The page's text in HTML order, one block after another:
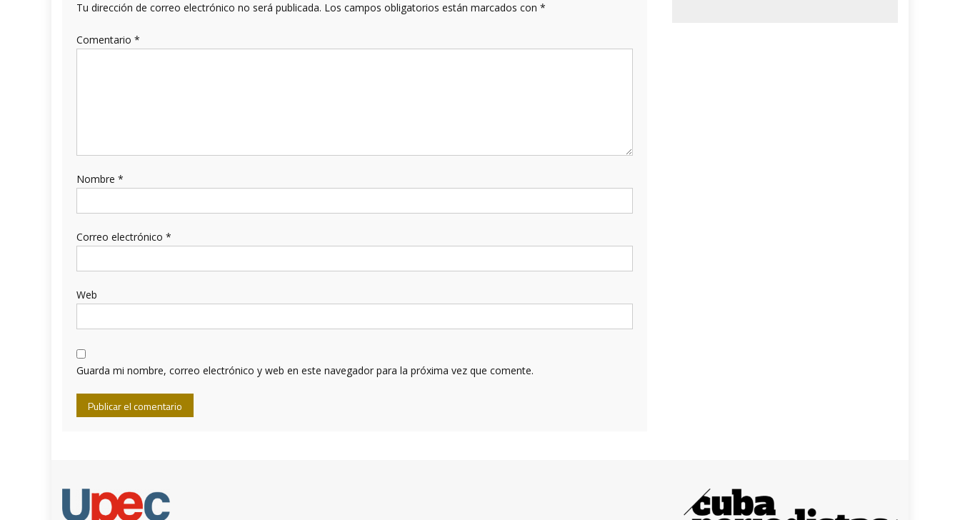
Tu dirección de correo electrónico no será publicada. Los campos obligatorios están marcados con *
Comentario *
Nombre *
Correo electrónico *
Web
Guarda mi nombre, correo electrónico y web en este navegador para la próxima vez que comente.